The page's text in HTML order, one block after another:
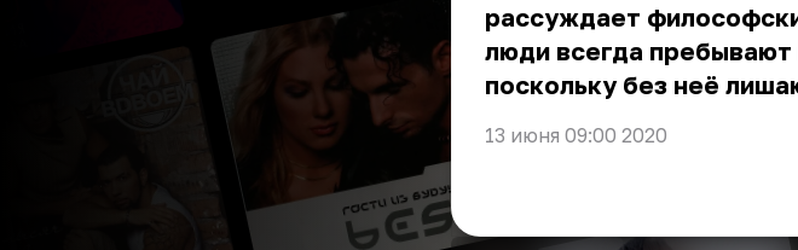
рассуждает
люди всегда
поскольку без неё
13 июня 09:00 2020